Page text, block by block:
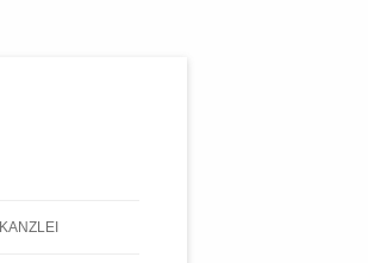
KANZLEI